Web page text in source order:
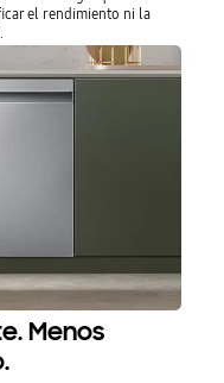
el rendimiento ni la
Menos